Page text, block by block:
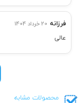
فرزانه 20 خرداد 1404
عالی
محصولات مشابه